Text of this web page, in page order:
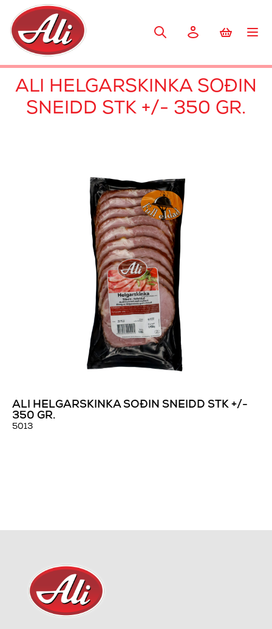
ALI HELGARSKINKA SOÐIN
SNEIDD STK +/- 350 GR.
ALI HELGARSKINKA SOÐIN SNEIDD STK +/-
350 GR.
5013